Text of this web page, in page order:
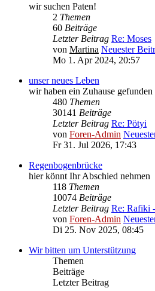
wir suchen Paten!
2 Themen
60 Beiträge
Letzter Beitrag Re: Moses
von Martina Neuester
Mo 1. Apr 2024, 20:57
unser neues Leben
wir haben ein Zuhause gefunden
480 Themen
30141 Beiträge
Letzter Beitrag Re: Pötyi
von Foren-Admin
Fr 31. Jul 2026, 17:43
Regenbogenbrücke
hier könnt Ihr Abschied nehmen
118 Themen
10074 Beiträge
Letzter Beitrag Re: Rafiki
von Foren-Admin
Di 25. Nov 2025, 08:45
Wir bitten um Unterstützung
Themen
Beiträge
Letzter Beitrag